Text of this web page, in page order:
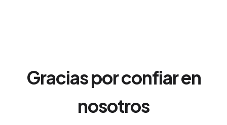
Gracias por confiar en
nosotros